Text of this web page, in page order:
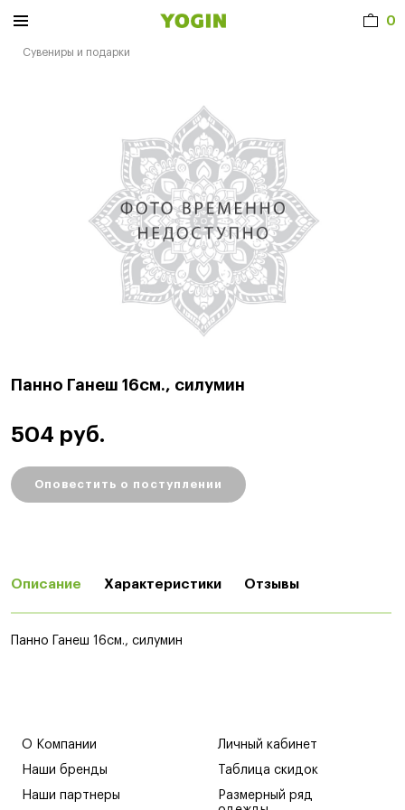
0
Сувениры и подарки
Панно Ганеш 16см., силумин
504 руб.
Оповестить о поступлении
Описание Характеристики Отзывы
Панно Ганеш 16см., силумин
О Компании
Наши бренды
Наши партнеры
Личный кабинет
Таблица скидок
Размерный ряд